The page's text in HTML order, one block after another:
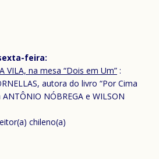
feira:
VILA, na mesa “Dois em Um” :
autora do livro “Por Cima
NÓBREGA e WILSON
chileno(a)